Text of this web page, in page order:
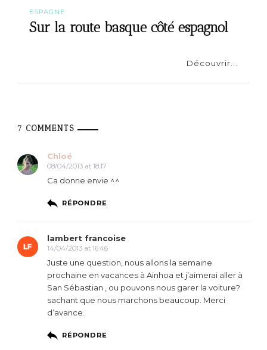
ESPAGNE
Sur la route basque côté espagnol
Découvrir...
7 COMMENTS
Chloé
08/04/2013 at 18:17
Ca donne envie ^^
RÉPONDRE
lambert francoise
14/04/2013 at 16:46
Juste une question, nous allons la semaine
prochaine en vacances à Ainhoa et j’aimerai aller à
San Sébastian , ou pouvons nous garer la voiture?
sachant que nous marchons beaucoup. Merci
d’avance.
RÉPONDRE